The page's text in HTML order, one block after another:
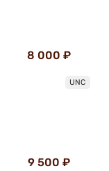
8 000 ₽
UNC
9 500 ₽